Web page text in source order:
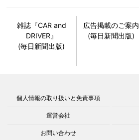
雑誌『CAR and
DRIVER』
(毎日新聞出版)
広告掲載のご案内
(毎日新聞出版)
個人情報の取り扱いと免責事項
運営会社
お問い合わせ